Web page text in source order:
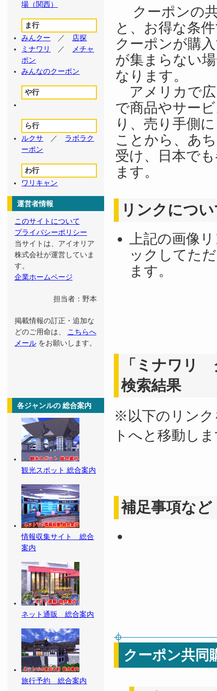
クーポンの共
と、お得な条
クーポンが購
が集まらない
なります。
アメリカで広
で商品やサー
り、売り手側
ことから、あ
受け、日本で
ます。
リンクにつ
上記の画像
ックしてた
ます。
「ミナワリ
検索結果
※以下のリンク
トへと移動し
補足事項など
クーポン共
場（関西）
ま行
みんクー ／ 店探
ミナワリ
／
メチャ
ポン
みんなのクーポン
や行
ら行
ルクサ ／ ラボラク
ーポン
わ行
ワリキャン
運営者情報
このサイトについて
プライバシーポリシー
当サイトは、アイオリア
株式会社が運営していま
す。
企業ホームページ
担当者：野本
掲載情報の訂正・追加な
どのご用命は、
こちらへ
メールをお願いします。
各ジャンルの 総合案内
観光スポット 総合案内
情報収集サイト 総合
案内
ネット通販 総合案内
旅行予約 総合案内